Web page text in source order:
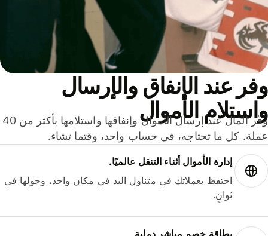
عند الإنفاق والإرسال
الأموال
وفّر المال عند إرسال الأموال وإنفاقها واستلامها بأكثر من 40
كل ما تحتاجه، في حساب واحد، وقتما تشاء.
إدارة الأموال أثناء التنقل عالميًا.
احتفظ بعملاتك في متناول اليد في مكان واحد، وحولها في
ثوانٍ.